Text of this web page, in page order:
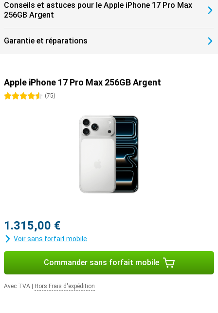
Conseils et astuces pour le Apple iPhone 17 Pro Max
256GB Argent
Garantie et réparations
Apple iPhone 17 Pro Max 256GB Argent
4.5 étoiles
(75)
1.315,00 €
Voir sans forfait mobile
Commander sans forfait mobile
Avec TVA Hors Frais d'expédition